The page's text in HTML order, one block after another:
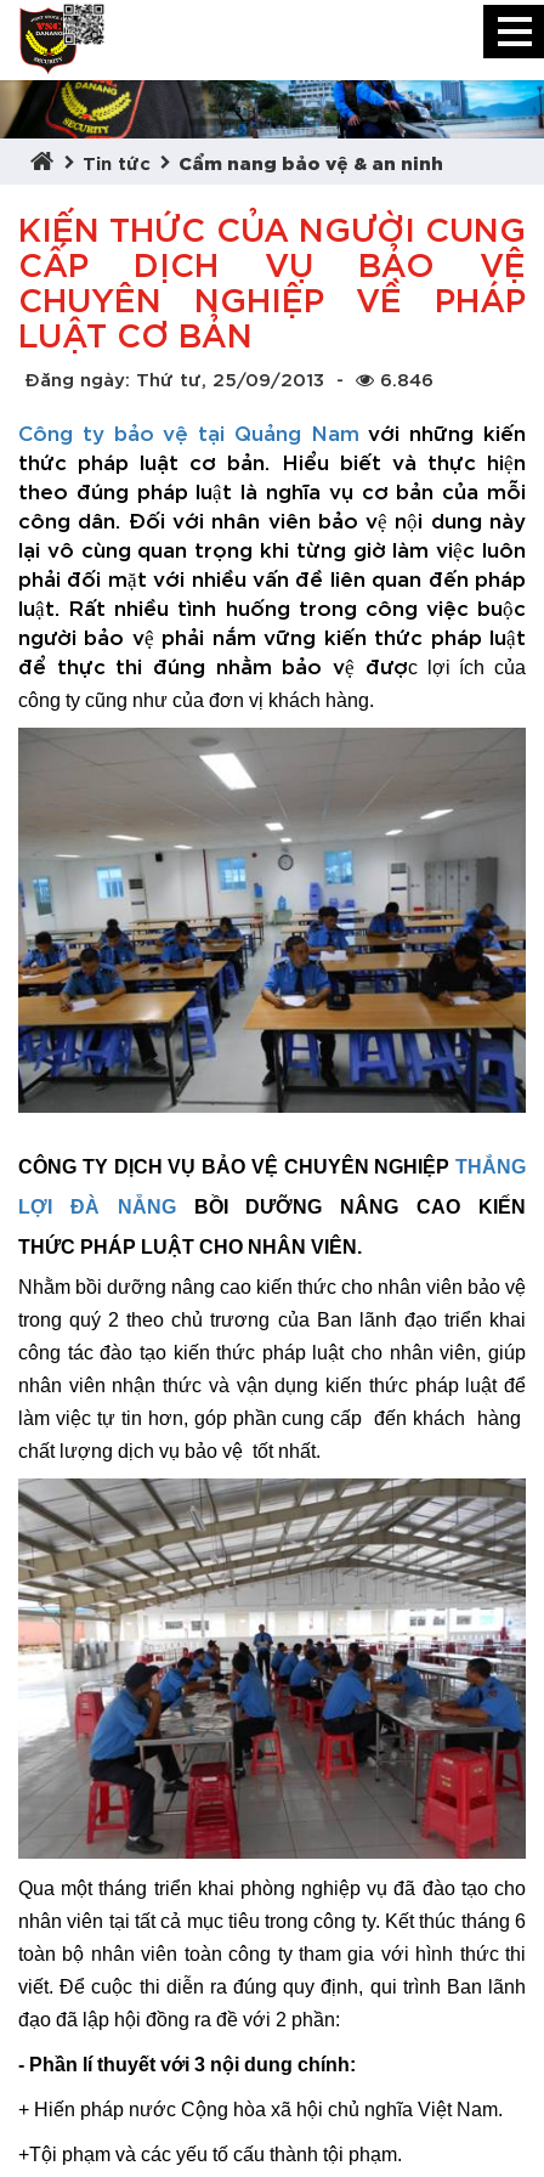
Tin tức Cẩm nang bảo vệ & an ninh
KIẾN THỨC CỦA NGƯỜI CUNG
CẤP DỊCH VỤ BẢO VỆ
CHUYÊN NGHIỆP VỀ PHÁP
LUẬT CƠ BẢN
Đăng ngày: Thứ tư, 25/09/2013 - 6.846
Công ty bảo vệ tại Quảng Nam với những kiến
thức pháp luật cơ bản. Hiểu biết và thực hiện
theo đúng pháp luật là nghĩa vụ cơ bản của mỗi
công dân. Đối với nhân viên bảo vệ nội dung này
lại vô cùng quan trọng khi từng giờ làm việc luôn
phải đối mặt với nhiều vấn đề liên quan đến pháp
luật. Rất nhiều tình huống trong công việc buộc
người bảo vệ phải nắm vững kiến thức pháp luật
để thực thi đúng nhằm bảo vệ được lợi ích của
công ty cũng như của đơn vị khách hàng.
CÔNG TY DỊCH VỤ BẢO VỆ CHUYÊN NGHIỆP THẮNG
LỢI ĐÀ NẴNG
BỒI DƯỠNG NÂNG CAO KIẾN
THỨC PHÁP LUẬT CHO NHÂN VIÊN.
Nhằm bồi dưỡng nâng cao kiến thức cho nhân viên bảo vệ
trong quý 2 theo chủ trương của Ban lãnh đạo triển khai
công tác đào tạo kiến thức pháp luật cho nhân viên, giúp
nhân viên nhận thức và vận dụng kiến thức pháp luật để
làm việc tự tin hơn, góp phần cung cấp đến khách hàng
chất lượng dịch vụ bảo vệ tốt nhất.
Qua một tháng triển khai phòng nghiệp vụ đã đào tạo cho
nhân viên tại tất cả mục tiêu trong công ty. Kết thúc tháng 6
toàn bộ nhân viên toàn công ty tham gia với hình thức thi
viết. Để cuộc thi diễn ra đúng quy định, qui trình Ban lãnh
đạo đã lập hội đồng ra đề với 2 phần:
- Phần lí thuyết với 3 nội dung chính:
+ Hiến pháp nước Cộng hòa xã hội chủ nghĩa Việt Nam.
+Tội phạm và các yếu tố cấu thành tội phạm.